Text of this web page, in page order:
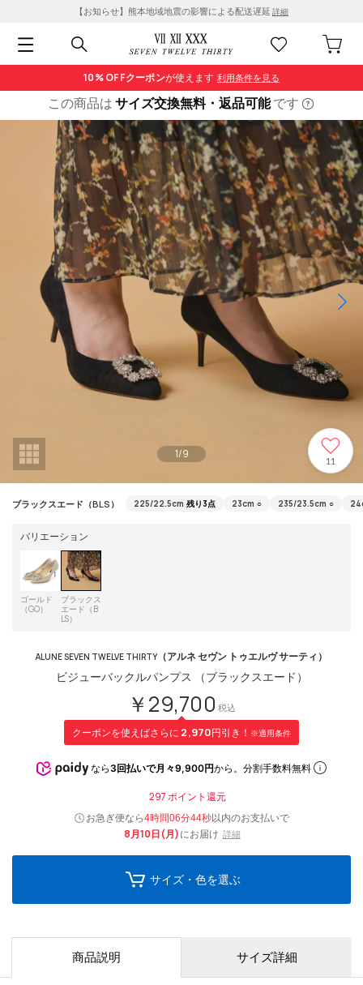
【お知らせ】熊本地域地震の影響による配送遅延 詳細
10% OFFクーポンが使えます 利用条件を見る
この商品はサイズ交換無料・返品可能です
1/9
11
ブラックスエード（BLS） 225/22.5cm 残り3点 23cm ○ 235/23.5cm ○
バリエーション
ゴールド
（GO）
ブラックス
エード（B
LS）
ALUNE SEVEN TWELVE THIRTY（アルネ セヴン トゥエルヴ サーティ）
ビジューバックルパンプス （ブラックスエード）
￥29,700 税込
クーポンを使えばさらに 2,970円引き！ ※適用条件
なら 3回払いで月々9,900円から。分割手数料無料
297ポイント還元
お急ぎ便なら4時間06分43秒以内のお支払いで
8月10日(月)にお届け 詳細
サイズ・色を選ぶ
商品説明 サイズ詳細